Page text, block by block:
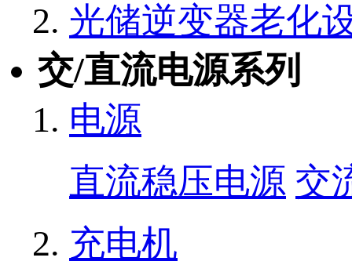
光储逆变器老化
交/直流电源系列
电源
直流稳压电源 交
充电机